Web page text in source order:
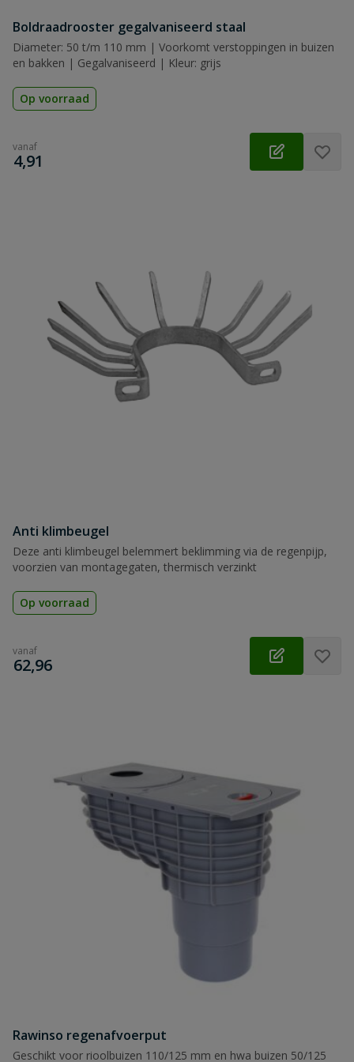
Boldraadrooster gegalvaniseerd staal
Diameter: 50 t/m 110 mm | Voorkomt verstoppingen in buizen
en bakken | Gegalvaniseerd | Kleur: grijs
Op voorraad
vanaf
€
4,91
Anti klimbeugel
Deze anti klimbeugel belemmert beklimming via de regenpijp,
voorzien van montagegaten, thermisch verzinkt
Op voorraad
vanaf
€
62,96
Rawinso regenafvoerput
Geschikt voor rioolbuizen 110/125 mm en hwa buizen 50/125